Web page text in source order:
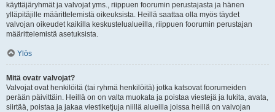
käyttäjäryhmät ja valvojat yms., riippuen foorumin perustajasta ja hänen
ylläpitäjille määrittelemistä oikeuksista. Heillä saattaa olla myös täydet
valvojan oikeudet kaikilla keskustelualueilla, riippuen foorumin perustajan
määrittelemistä asetuksista.
Ylös
Mitä ovatr valvojat?
Valvojat ovat henkilöitä (tai ryhmä henkilöitä) jotka katsovat foorumeiden
perään päivittäin. Heillä on on valta muokata ja poistaa viestejä ja lukita, avata,
siirtää, poistaa ja jakaa viestiketjuja niillä alueilla joissa heillä on valvojan